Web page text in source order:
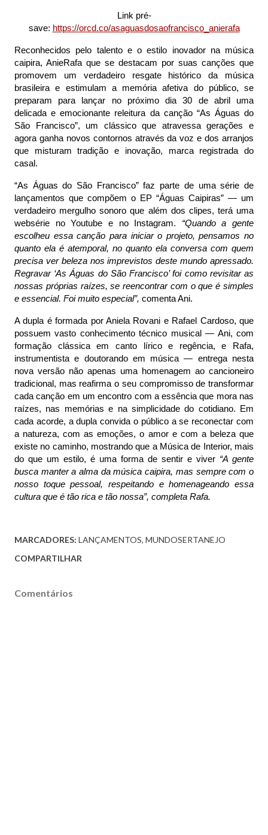
Link pré-
save: https://orcd.co/asaguasdosaofrancisco_anierafa
Reconhecidos pelo talento e o estilo inovador na música
caipira, AnieRafa que se destacam por suas canções que
promovem um verdadeiro resgate histórico da música
brasileira e estimulam a memória afetiva do público, se
preparam para lançar no próximo dia 30 de abril uma
delicada e emocionante releitura da canção “As Águas do
São Francisco”, um clássico que atravessa gerações e
agora ganha novos contornos através da voz e dos arranjos
que misturam tradição e inovação, marca registrada do
casal.
“As Águas do São Francisco” faz parte de uma série de
lançamentos que compõem o EP “Águas Caipiras” — um
verdadeiro mergulho sonoro que além dos clipes, terá uma
websérie no Youtube e no Instagram. “Quando a gente
escolheu essa canção para iniciar o projeto, pensamos no
quanto ela é atemporal, no quanto ela conversa com quem
precisa ver beleza nos imprevistos deste mundo apressado.
Regravar ‘As Águas do São Francisco’ foi como revisitar as
nossas próprias raízes, se reencontrar com o que é simples
e essencial. Foi muito especial”, comenta Ani.
A dupla é formada por Aniela Rovani e Rafael Cardoso, que
possuem vasto conhecimento técnico musical — Ani, com
formação clássica em canto lírico e regência, e Rafa,
instrumentista e doutorando em música — entrega nesta
nova versão não apenas uma homenagem ao cancioneiro
tradicional, mas reafirma o seu compromisso de transformar
cada canção em um encontro com a essência que mora nas
raízes, nas memórias e na simplicidade do cotidiano. Em
cada acorde, a dupla convida o público a se reconectar com
a natureza, com as emoções, o amor e com a beleza que
existe no caminho, mostrando que a Música de Interior, mais
do que um estilo, é uma forma de sentir e viver “A gente
busca manter a alma da música caipira, mas sempre com o
nosso toque pessoal, respeitando e homenageando essa
cultura que é tão rica e tão nossa”, completa Rafa.
MARCADORES: LANÇAMENTOS MUNDOSERTANEJO
COMPARTILHAR
Comentários